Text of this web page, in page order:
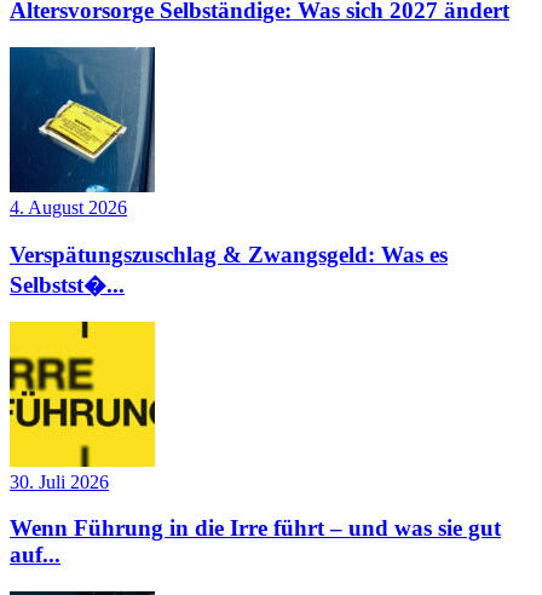
Altersvorsorge Selbständige: Was sich 2027 ändert
4. August 2026
Verspätungszuschlag & Zwangsgeld: Was es
Selbstst�...
30. Juli 2026
Wenn Führung in die Irre führt – und was sie gut
auf...